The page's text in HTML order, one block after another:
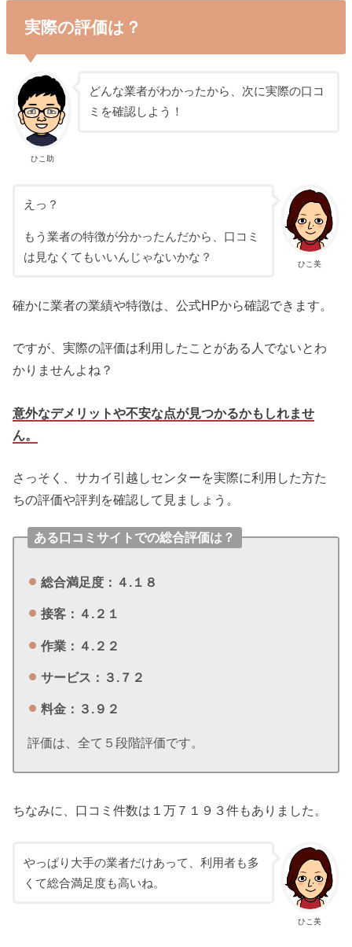
実際の評価は？
ひこ助
どんな業者がわかったから、次に実際の口コ
ミを確認しよう！
ひこ美
えっ？
もう業者の特徴が分かったんだから、口コミ
は見なくてもいいんじゃないかな？
確かに業者の業績や特徴は、公式HPから確認できます。
ですが、実際の評価は利用したことがある人でないとわ
かりませんよね？
意外なデメリットや不安な点が見つかるかもしれませ
ん。
さっそく、サカイ引越しセンターを実際に利用した方た
ちの評価や評判を確認して見ましょう。
ある口コミサイトでの総合評価は？
総合満足度：４.１８
接客：４.２１
作業：４.２２
サービス：３.７２
料金：３.９２
評価は、全て５段階評価です。
ちなみに、口コミ件数は１万７１９３件もありました。
ひこ美
やっぱり大手の業者だけあって、利用者も多
くて総合満足度も高いね。